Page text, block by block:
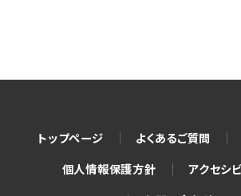
トップページ よくあるご質問
個人情報保護方針
アクセシ